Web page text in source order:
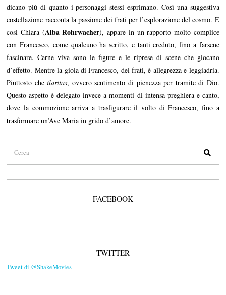
dicano più di quanto i personaggi stessi esprimano. Così una suggestiva
costellazione racconta la passione dei frati per l’esplorazione del cosmo. E
così Chiara (Alba Rohrwacher), appare in un rapporto molto complice
con Francesco, come qualcuno ha scritto, e tanti creduto, fino a farsene
fascinare. Carne viva sono le figure e le riprese di scene che giocano
d’effetto. Mentre la gioia di Francesco, dei frati, è allegrezza e leggiadria.
Piuttosto cheilaritas, ovvero sentimento di pienezza per tramite di Dio.
Questo aspetto è delegato invece a momenti di intensa preghiera e canto,
dove la commozione arriva a trasfigurare il volto di Francesco, fino a
trasformare un’Ave Maria in grido d’amore.
FACEBOOK
TWITTER
Tweet di @ShakeMovies